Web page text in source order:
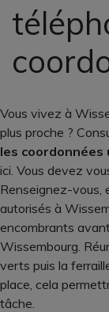
Vous vivez à
plus proche ?
les coordonnées
ici. Vous devez
Renseignez-vous,
autorisés à
encombrants
Wissembourg.
verts puis la
place, cela
tâche.